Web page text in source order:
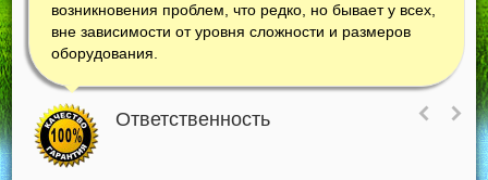
возникновения проблем, что редко, но бывает у всех,
вне зависимости от уровня сложности и размеров
оборудования.
Ответственность